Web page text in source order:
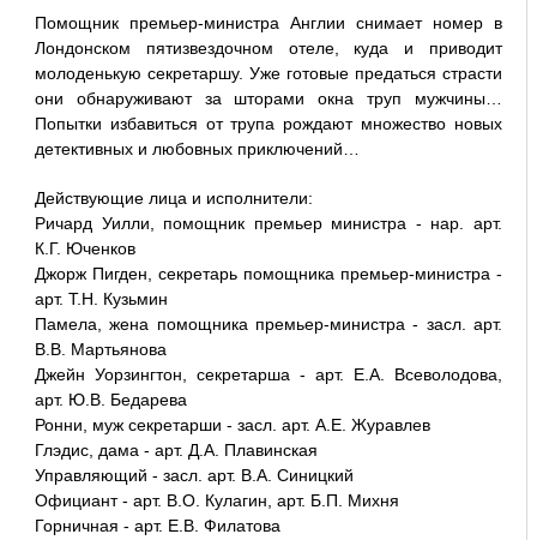
Помощник премьер-министра Англии снимает номер в
Лондонском пятизвездочном отеле, куда и приводит
молоденькую секретаршу. Уже готовые предаться страсти
они обнаруживают за шторами окна труп мужчины…
Попытки избавиться от трупа рождают множество новых
детективных и любовных приключений…
Действующие лица и исполнители:
Ричард Уилли, помощник премьер министра - нар. арт.
К.Г. Юченков
Джорж Пигден, секретарь помощника премьер-министра -
арт. Т.Н. Кузьмин
Памела, жена помощника премьер-министра - засл. арт.
В.В. Мартьянова
Джейн Уорзингтон, секретарша - арт. Е.А. Всеволодова,
арт. Ю.В. Бедарева
Ронни, муж секретарши - засл. арт. А.Е. Журавлев
Глэдис, дама - арт. Д.А. Плавинская
Управляющий - засл. арт. В.А. Синицкий
Официант - арт. В.О. Кулагин, арт. Б.П. Михня
Горничная - арт. Е.В. Филатова